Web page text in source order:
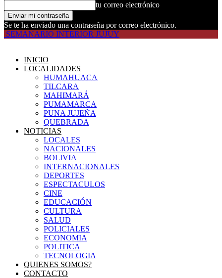
tu correo electrónico
Se te ha enviado una contraseña por correo electrónico.
SEMANARIO INTERIOR JUJUY
INICIO
LOCALIDADES
HUMAHUACA
TILCARA
MAHIMARÁ
PUMAMARCA
PUNA JUJEÑA
QUEBRADA
NOTICIAS
LOCALES
NACIONALES
BOLIVIA
INTERNACIONALES
DEPORTES
ESPECTACULOS
CINE
EDUCACIÓN
CULTURA
SALUD
POLICIALES
ECONOMIA
POLITICA
TECNOLOGIA
QUIENES SOMOS?
CONTACTO